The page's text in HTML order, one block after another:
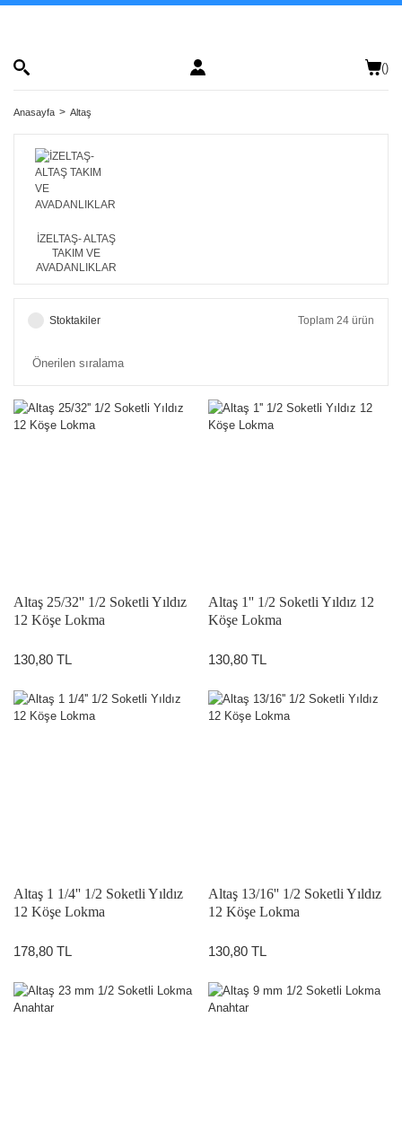
()
Anasayfa Altaş
İZELTAŞ- ALTAŞ
TAKIM VE
AVADANLIKLAR
Stoktakiler Toplam 24 ürün
Altaş 25/32'' 1/2 Soketli Yıldız
12 Köşe Lokma
130,80 TL
Altaş 1'' 1/2 Soketli Yıldız 12
Köşe Lokma
130,80 TL
Altaş 1 1/4'' 1/2 Soketli Yıldız
12 Köşe Lokma
178,80 TL
Altaş 13/16'' 1/2 Soketli Yıldız
12 Köşe Lokma
130,80 TL